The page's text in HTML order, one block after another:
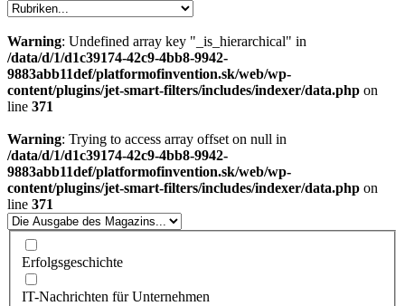
Warning: Undefined array key "_is_hierarchical" in
/data/d/1/d1c39174-42c9-4bb8-9942-
9883abb11def/platformofinvention.sk/web/wp-
content/plugins/jet-smart-filters/includes/indexer/data.php on
line 371
Warning: Trying to access array offset on null in
/data/d/1/d1c39174-42c9-4bb8-9942-
9883abb11def/platformofinvention.sk/web/wp-
content/plugins/jet-smart-filters/includes/indexer/data.php on
line 371
Erfolgsgeschichte
IT-Nachrichten für Unternehmen